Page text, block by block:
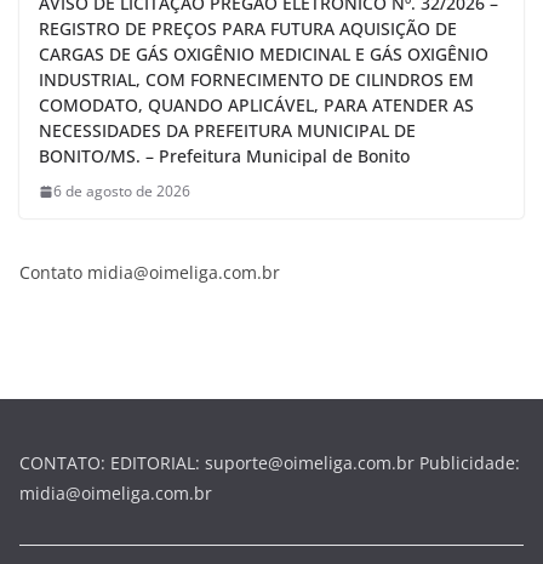
REGISTRO DE PREÇOS PARA FUTURA AQUISIÇÃO DE
CARGAS DE GÁS OXIGÊNIO MEDICINAL E GÁS OXIGÊNIO
INDUSTRIAL, COM FORNECIMENTO DE CILINDROS EM
COMODATO, QUANDO APLICÁVEL, PARA ATENDER AS
NECESSIDADES DA PREFEITURA MUNICIPAL DE
BONITO/MS. – Prefeitura Municipal de Bonito
6 de agosto de 2026
Contato midia@oimeliga.com.br
CONTATO: EDITORIAL: suporte@oimeliga.com.br Publicidade:
midia@oimeliga.com.br